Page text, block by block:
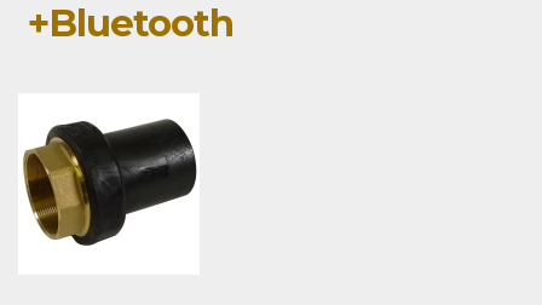
+Bluetooth